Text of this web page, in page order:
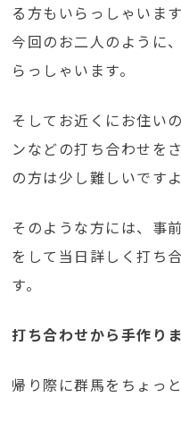
る方もいらっしゃいます
今回のお二人のように
らっしゃいます。
そしてお近くにお住い
ンなどの打ち合わせを
の方は少し難しいです
そのような方には、事
をして当日詳しく打ち
す。
打ち合わせから手作り
帰り際に群馬をちょっ